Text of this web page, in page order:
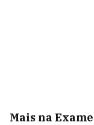
Mais na Exame